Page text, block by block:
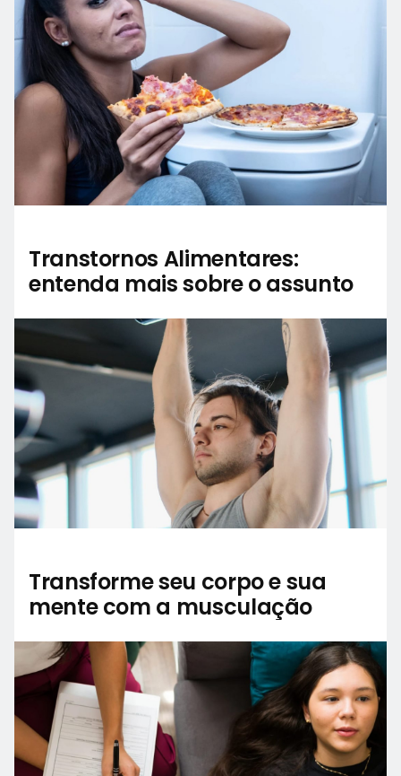
Transtornos Alimentares:
entenda mais sobre o assunto
Transforme seu corpo e sua
mente com a musculação